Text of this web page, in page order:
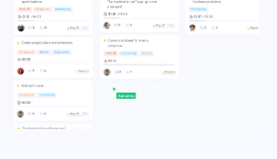
Português
Русский
Oʻzbek
ma'lumotlarini (holatlar/yorliqlar) va
bitta joyda boshqaring.
boshqarish